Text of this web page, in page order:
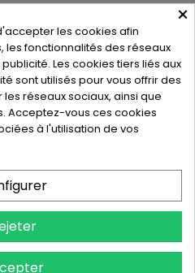
IMPASSE FRANCIS BARRAGE DE
SUR TRUYEREFrance
×
les cookies afin
fonctionnalités des réseaux
Les cookies tiers liés aux
sont utilisés pour vous offrir des
réseaux sociaux, ainsi que
Acceptez-vous ces cookies
à l'utilisation de vos